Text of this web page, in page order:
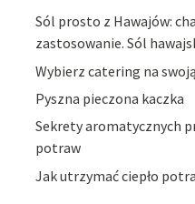
Sól prosto z Hawajów:
zastosowanie. Sól
Wybierz catering na
Pyszna pieczona kaczka
Sekrety aromatycznych
potraw
Jak utrzymać ciepło